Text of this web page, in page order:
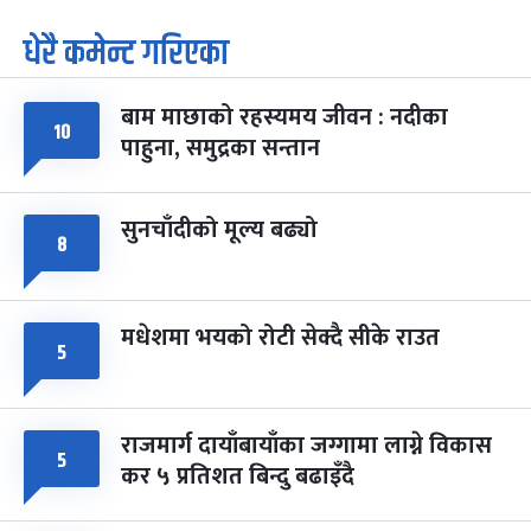
७
आइत
पूर्णिमा व्रत
चैत्र ७, २०८३-Mar 21, 2027
८ फागुपूर्णिमा
चैत्र ८, २०८३-Mar 22, 2027
७ महिना बाँकी
धेरै कमेन्ट गरिएका
१० बाम माछाको रहस्यमय जीवन : नदीका
पाहुना, समुद्रका सन्तान
८ सुनचाँदीको मूल्य बढ्यो
५ मधेशमा भयको रोटी सेक्दै सीके राउत
५ राजमार्ग दायाँबायाँका जग्गामा लाग्ने विकास
कर ५ प्रतिशत बिन्दु बढाइँदै